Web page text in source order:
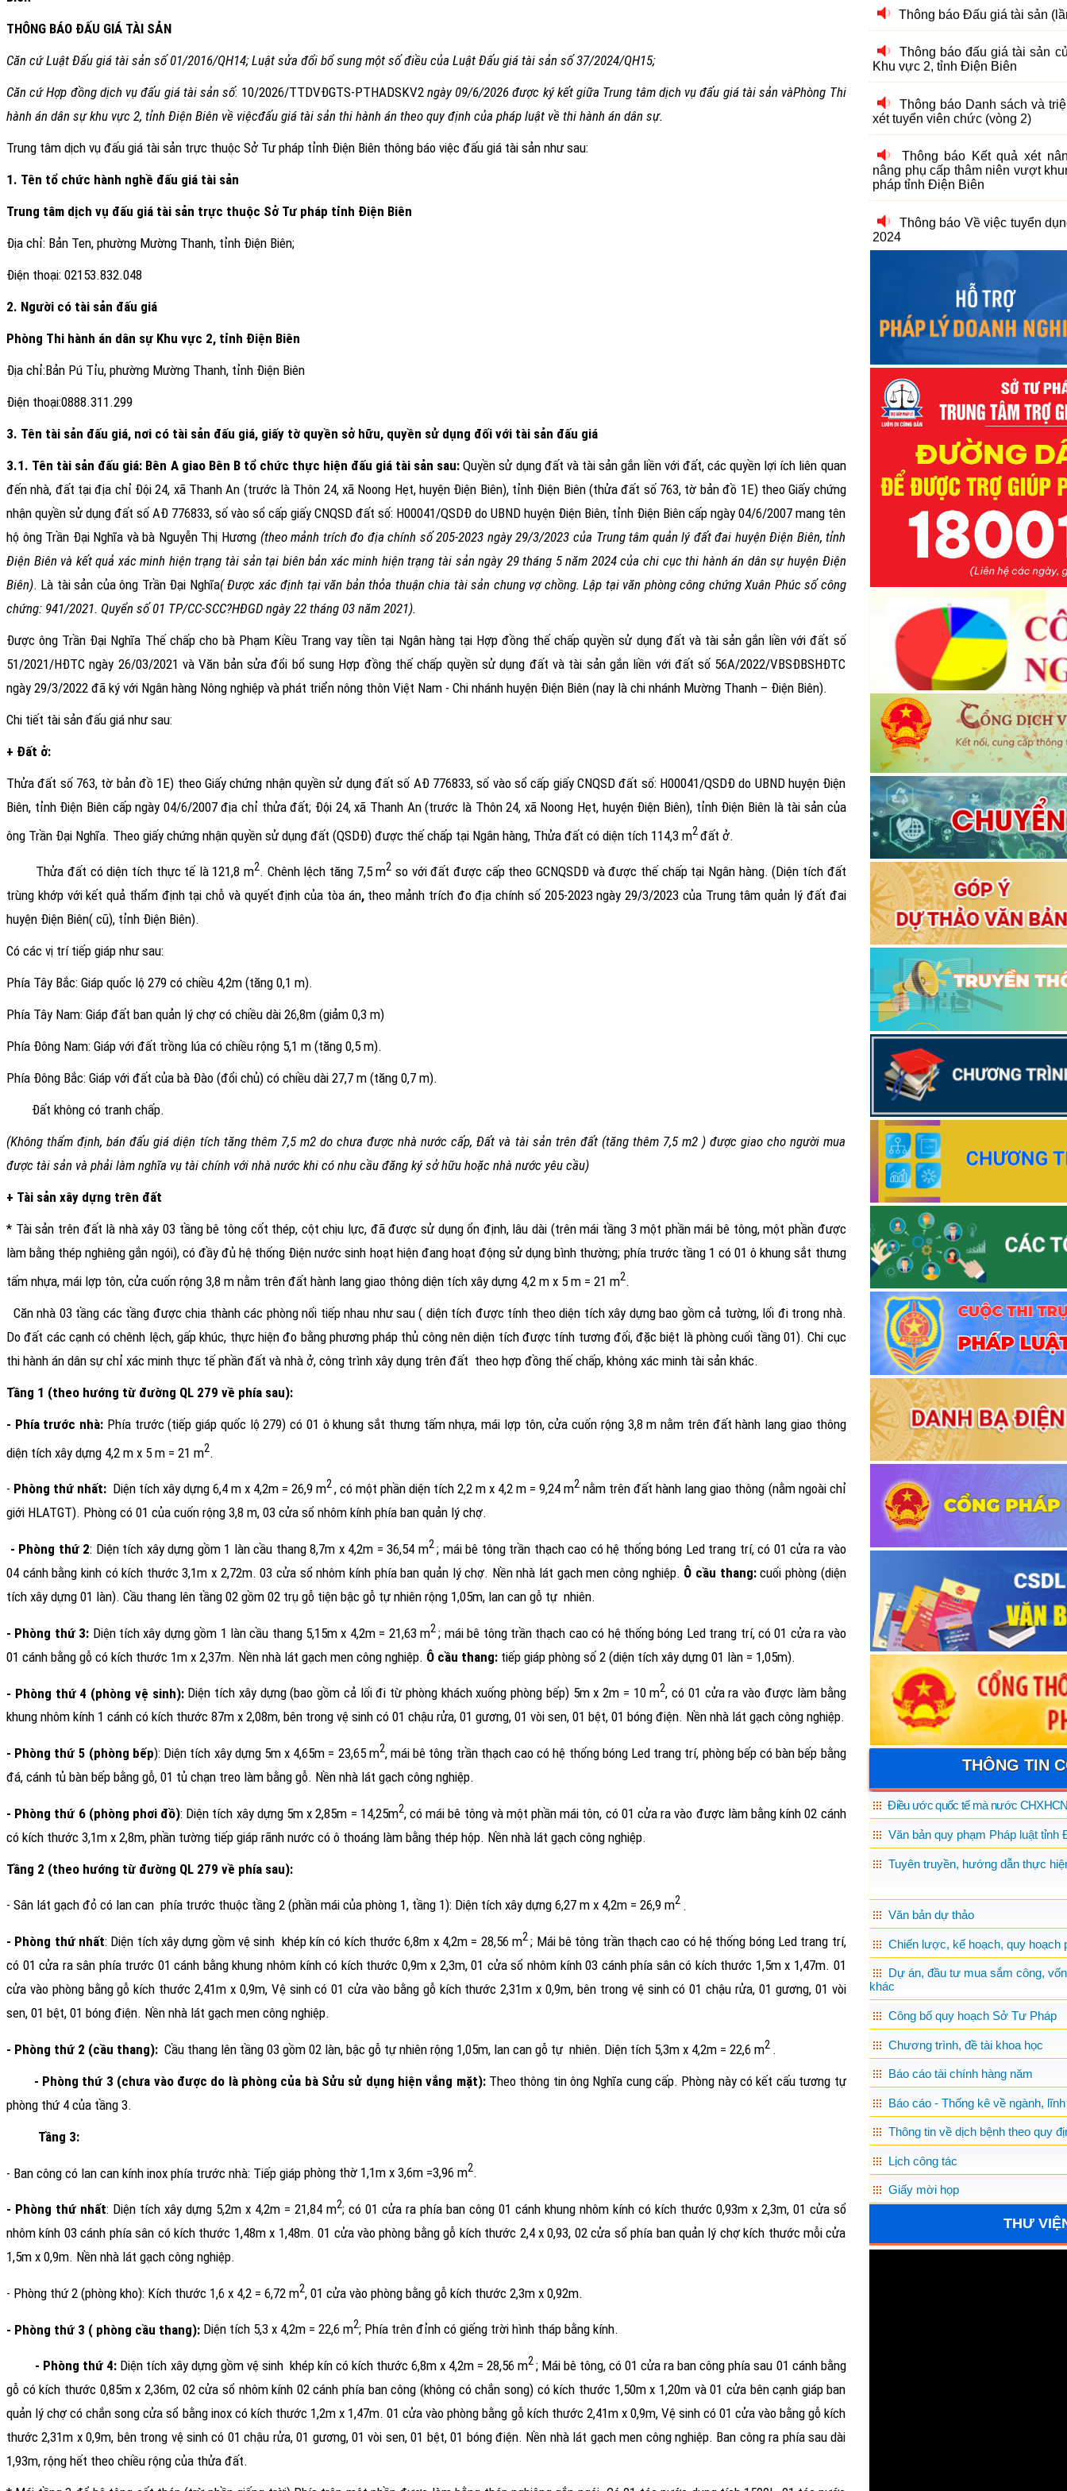
THÔNG BÁO ĐẤU GIÁ TÀI SẢN
Căn cứ Luật Đấu giá tài sản số 01/2016/QH14;Luật sửa đổi bổ sung một số điều của Luật Đấu giá tài sản số 37/2024/QH15;
Căn cứHợp đồng dịch vụ đấu giá tài sản số: 10/2026/TTDVĐGTS-PTHADSKV2ngày 09/6/2026được ký kết giữa Trung tâm dịch vụ đấu giá tài sản vàPhòng Thi
hành án dân sự khu vực 2, tỉnh Điện Biên về việcđấu giá tài sản thi hành án theo quy định của pháp luật về thi hành án dân sự.
Trung tâm dịch vụ đấu giá tài sản trực thuộc Sở Tư pháp tỉnh Điện Biên thông báo việc đấu giá tài sản như sau:
1. Tên tổ chức hành nghề đấu giá tài sản
Trung tâm dịch vụ đấu giá tài sản trực thuộc Sở Tư pháp tỉnh Điện Biên
Địa chỉ: Bản Ten, phường Mường Thanh, tỉnh Điện Biên;
Điện thoại: 02153.832.048
2. Người có tài sản đấu giá
Phòng Thi hành án dân sự Khu vực 2, tỉnh Điện Biên
Địa chỉ:Bản Pú Tỉu, phường Mường Thanh, tỉnh Điện Biên
Điện thoại:0888.311.299
3. Tên tài sản đấu giá, nơi có tài sản đấu giá, giấy tờ quyền sở hữu, quyền sử dụng đối với tài sản đấu giá
3.1. Tên tài sản đấu giá: Bên A giao Bên B tổ chức thực hiện đấu giá tài sản sau:Quyền sử dụng đất và tài sản gắn liền với đất, các quyền lợi ích liên quan
đến nhà, đất tại địa chỉ Đội 24, xã Thanh An (trước là Thôn 24, xã Noong Hẹt, huyện Điện Biên), tỉnh Điện Biên (thửa đất số 763, tờ bản đồ 1E) theo Giấy chứng
nhận quyền sử dụng đất số AÐ 776833, số vào sổ cấp giấy CNQSD đất số: H00041/QSDĐ do UBND huyện Điện Biên, tỉnh Điện Biên cấp ngày 04/6/2007 mang tên
hộ ông Trần Đại Nghĩa và bà Nguyễn Thị Hương (theo mảnh trích đo địa chính số 205-2023 ngày 29/3/2023 của Trung tâm quản lý đất đai huyện Điện Biên, tỉnh
Điện Biên và kết quả xác minh hiện trạng tài sản tại biên bản xác minh hiện trạng tài sản ngày 29 tháng 5 năm 2024 của chi cục thi hành án dân sự huyện Điện
Biên). Là tài sản của ông Trần Đại Nghĩa( Được xác định tại văn bản thỏa thuận chia tài sản chung vợ chồng. Lập tại văn phòng công chứng Xuân Phúc số công
chứng: 941/2021. Quyển số 01 TP/CC-SCC?HĐGD ngày 22 tháng 03 năm 2021).
Được ông Trần Đại Nghĩa Thế chấp cho bà Phạm Kiều Trang vay tiền tại Ngân hàng tại Hợp đồng thế chấp quyền sử dụng đất và tài sản gắn liền với đất số
51/2021/HĐTC ngày 26/03/2021 và Văn bản sửa đổi bổ sung Hợp đồng thế chấp quyền sử dụng đất và tài sản gắn liền với đất số 56A/2022/VBSĐBSHĐTC
ngày 29/3/2022 đã ký với Ngân hàng Nông nghiệp và phát triển nông thôn Việt Nam - Chi nhánh huyện Điện Biên (nay là chi nhánh Mường Thanh – Điện Biên).
Chi tiết tài sản đấu giá như sau:
+ Đất ở:
Thửa đất số 763, tờ bản đồ 1E) theo Giấy chứng nhận quyền sử dụng đất số AÐ 776833, số vào sổ cấp giấy CNQSD đất số: H00041/QSDĐ do UBND huyện Điện
Biên, tỉnh Điện Biên cấp ngày 04/6/2007 địa chỉ thửa đất; Đội 24, xã Thanh An(trước là Thôn 24, xã Noong Hẹt, huyện Điện Biên), tỉnh Điện Biênlà tài sản của
ông Trần Đại Nghĩa. Theo giấy chứng nhận quyền sử dụng đất (QSDĐ) được thế chấp tại Ngân hàng, Thửa đất có diện tích 114,3 m2 đất ở.
Thửa đất có diện tích thực tế là 121,8 m2. Chênh lệch tăng 7,5 m2 so với đất được cấp theo GCNQSDĐ và được thế chấp tại Ngân hàng. (Diện tích đất
trùng khớp với kết quả thẩm định tại chỗ và quyết định của tòa án, theo mảnh trích đo địa chính số 205-2023 ngày 29/3/2023 của Trung tâm quản lý đất đai
huyện Điện Biên( cũ), tỉnh Điện Biên).
Có các vị trí tiếp giáp như sau:
Phía Tây Bắc: Giáp quốc lộ 279 có chiều 4,2m (tăng 0,1 m).
Phía Tây Nam: Giáp đất ban quản lý chợ có chiều dài 26,8m (giảm 0,3 m)
Phía Đông Nam: Giáp với đất trồng lúa có chiều rộng 5,1 m (tăng 0,5 m).
Phía Đông Bắc: Giáp với đất của bà Đào (đổi chủ) có chiều dài 27,7 m (tăng 0,7 m).
Đất không có tranh chấp.
(Không thẩm định, bán đấu giá diện tích tăng thêm 7,5 m2 do chưa được nhà nước cấp, Đất và tài sản trên đất (tăng thêm 7,5 m2 ) được giao cho người mua
được tài sản và phải làm nghĩa vụ tài chính với nhà nước khi có nhu cầu đăng ký sở hữu hoặc nhà nước yêu cầu)
+ Tài sản xây dựng trên đất
* Tài sản trên đất là nhà xây 03 tầng bê tông cốt thép, cột chịu lực, đã được sử dụng ổn định, lâu dài (trên mái tầng 3 một phần mái bê tông, một phần được
làm bằng thép nghiêng gắn ngói), có đầy đủ hệ thống Điện nước sinh hoạt hiện đang hoạt động sử dụng bình thường; phía trước tầng 1 có 01 ô khung sắt thưng
tấm nhựa, mái lợp tôn, cửa cuốn rộng 3,8 m nằm trên đất hành lang giao thông diện tích xây dựng 4,2 m x 5 m = 21 m2.
Căn nhà 03 tầng các tầng được chia thành các phòng nối tiếp nhau như sau ( diện tích được tính theo diện tích xây dựng bao gồm cả tường, lối đi trong nhà.
Do đất các cạnh có chênh lệch, gấp khúc, thực hiện đo bằng phương pháp thủ công nên diện tích được tính tương đối, đặc biệt là phòng cuối tầng 01). Chi cục
thi hành án dân sự chỉ xác minh thực tế phần đất và nhà ở, công trình xây dụng trên đất theo hợp đồng thế chấp, không xác minh tài sản khác.
Tầng 1 (theo hướng từ đường QL 279 về phía sau):
- Phía trước nhà: Phía trước (tiếp giáp quốc lộ 279) có 01 ô khung sắt thưng tấm nhựa, mái lợp tôn, cửa cuốn rộng 3,8 m nằm trên đất hành lang giao thông
diện tích xây dựng 4,2 m x 5 m = 21 m2.
- Phòng thứ nhất: Diện tích xây dựng 6,4 m x 4,2m = 26,9 m2 , có một phần diện tích 2,2 m x 4,2 m = 9,24 m2 nằm trên đất hành lang giao thông (nằm ngoài chỉ
giới HLATGT). Phòng có 01 của cuốn rộng 3,8 m, 03 cửa sổ nhôm kính phía ban quản lý chợ.
- Phòng thứ 2: Diện tích xây dựng gồm 1 làn cầu thang 8,7m x 4,2m = 36,54 m2; mái bê tông trần thạch cao có hệ thống bóng Led trang trí, có 01 cửa ra vào
04 cánh bằng kinh có kích thước 3,1m x 2,72m. 03 cửa sổ nhôm kính phía ban quản lý chợ. Nền nhà lát gạch men công nghiệp. Ô cầu thang:cuối phòng (diện
tích xây dựng 01 làn). Cầu thang lên tầng 02 gồm 02 trụ gỗ tiện bậc gỗ tự nhiên rộng 1,05m, lan can gỗ tự nhiên.
- Phòng thứ 3: Diện tích xây dựng gồm 1 làn cầu thang 5,15m x 4,2m = 21,63 m2; mái bê tông trần thạch cao có hệ thống bóng Led trang trí, có 01 cửa ra vào
01 cánh bằng gỗ có kích thước 1m x 2,37m. Nền nhà lát gạch men công nghiệp. Ô cầu thang: tiếp giáp phòng số 2 (diện tích xây dựng 01 làn = 1,05m).
- Phòng thứ 4 (phòng vệ sinh):Diện tích xây dựng (bao gồm cả lối đi từ phòng khách xuống phòng bếp) 5m x 2m = 10 m2, có 01 cửa ra vào được làm bằng
khung nhôm kính 1 cánh có kích thước 87m x 2,08m, bên trong vệ sinh có 01 chậu rửa, 01 gương, 01 vòi sen, 01 bệt, 01 bóng điện. Nền nhà lát gạch công nghiệp.
- Phòng thứ 5 (phòng bếp): Diện tích xây dựng 5m x 4,65m = 23,65 m2, mái bê tông trần thạch cao có hệ thống bóng Led trang trí, phòng bếp có bàn bếp bằng
đá, cánh tủ bàn bếp bằng gỗ, 01 tủ chạn treo làm bằng gỗ. Nền nhà lát gạch công nghiệp.
- Phòng thứ 6 (phòng phơi đồ): Diện tích xây dựng 5m x 2,85m = 14,25m2, có mái bê tông và một phần mái tôn, có 01 cửa ra vào được làm bằng kính 02 cánh
có kích thước 3,1m x 2,8m, phần tường tiếp giáp rãnh nước có ô thoáng làm bằng thép hộp. Nền nhà lát gạch công nghiệp.
Tầng 2 (theo hướng từ đường QL 279 về phía sau):
- Sân lát gạch đỏ có lan can phía trước thuộc tầng 2 (phần mái của phòng 1, tầng 1): Diện tích xây dựng 6,27 m x 4,2m = 26,9 m2 .
- Phòng thứ nhất: Diện tích xây dựng gồm vệ sinh khép kín có kích thước 6,8m x 4,2m = 28,56 m2; Mái bê tông trần thạch cao có hệ thống bóng Led trang trí,
có 01 cửa ra sân phía trước 01 cánh bằng khung nhôm kính có kích thước 0,9m x 2,3m, 01 cửa sổ nhôm kính 03 cánh phía sân có kích thước 1,5m x 1,47m. 01
cửa vào phòng bằng gỗ kích thước 2,41m x 0,9m, Vệ sinh có 01 cửa vào bằng gỗ kích thước 2,31m x 0,9m, bên trong vệ sinh có 01 chậu rửa, 01 gương, 01 vòi
sen, 01 bệt, 01 bóng điện. Nền nhà lát gạch men công nghiệp.
- Phòng thứ 2 (cầu thang): Cầu thang lên tầng 03 gồm 02 làn, bậc gỗ tự nhiên rộng 1,05m, lan can gỗ tự nhiên. Diện tích 5,3m x 4,2m = 22,6 m2 .
- Phòng thứ 3 (chưa vào được do là phòng của bà Sửu sử dụng hiện vắng mặt):Theo thông tin ông Nghĩa cung cấp. Phòng này có kết cấu tương tự
phòng thứ 4 của tầng 3.
Tầng 3:
- Ban công có lan can kính inox phía trước nhà: Tiếp giáp phòng thờ 1,1m x 3,6m =3,96 m2.
- Phòng thứ nhất: Diện tích xây dựng 5,2m x 4,2m = 21,84 m2; có 01 cửa ra phía ban công 01 cánh khung nhôm kính có kích thước 0,93m x 2,3m, 01 cửa sổ
nhôm kính 03 cánh phía sân có kích thước 1,48m x 1,48m. 01 cửa vào phòng bằng gỗ kích thước 2,4 x 0,93, 02 cửa sổ phía ban quản lý chợ kích thước mỗi cửa
1,5m x 0,9m. Nền nhà lát gạch công nghiệp.
- Phòng thứ 2 (phòng kho): Kích thước 1,6 x 4,2 = 6,72 m2, 01 cửa vào phòng bằng gỗ kích thước 2,3m x 0,92m.
- Phòng thứ 3 ( phòng cầu thang): Diện tích 5,3 x 4,2m = 22,6 m2; Phía trên đỉnh có giếng trời hình tháp bằng kính.
- Phòng thứ 4: Diện tích xây dựng gồm vệ sinh khép kín có kích thước 6,8m x 4,2m = 28,56 m2; Mái bê tông, có 01 cửa ra ban công phía sau 01 cánh bằng
gỗ có kích thước 0,85m x 2,36m, 02 cửa sổ nhôm kính 02 cánh phía ban công (không có chắn song) có kích thước 1,50m x 1,20m và 01 cửa bên cạnh giáp ban
quản lý chợ có chắn song cửa sổ bằng inox có kích thước 1,2m x 1,47m. 01 cửa vào phòng bằng gỗ kích thước 2,41m x 0,9m, Vệ sinh có 01 cửa vào bằng gỗ kích
thước 2,31m x 0,9m, bên trong vệ sinh có 01 chậu rửa, 01 gương, 01 vòi sen, 01 bệt, 01 bóng điện. Nền nhà lát gạch men công nghiệp. Ban công ra phía sau dài
1,93m, rộng hết theo chiều rộng của thửa đất.
Khu vực 2, tỉnh Điện Biên
Thông báo Danh sách và
xét tuyển viên chức (vòng 2)
Thông báo Kết quả xét
nâng phụ cấp thâm niên vượt
pháp tỉnh Điện Biên
Thông báo Về việc tuyển
2024
Thông báo Kết quả xét
nâng phụ cấp thâm niên nghề
tỉnh Điện Biên
Thông báo Danh sách và
xét tuyển viên chức (Vòng 2)
Thông báo Về việc tuyển
Thông báo Kết quả xét
khung, nâng bậc lương
trước thời hạn năm 2023 của
pháp tỉnh Điện Biên
Thông báo Lịch tiếp công
Thông báo Lịch tiếp công
Thông báo Lịch tiếp công
Thông báo Kết quả Cuộc thi
quyết của Đảng; pháp luật về
hóa trên môi trường số của
Điện Biên năm 2026”
THÔNG TIN
Điều ước quốc tế mà nước
Văn bản quy phạm Pháp luật tỉnh
Tuyên truyền, hướng dẫn thực
Văn bản dự thảo
Chiến lược, kế hoạch, quy hoạch
Dự án, đầu tư mua sắm công,
khác
Công bố quy hoạch Sở Tư Pháp
Chương trình, đề tài khoa học
Báo cáo tài chính hàng năm
Báo cáo - Thống kê về ngành,
Thông tin về dịch bệnh theo quy
Lịch công tác
Giấy mời họp
THƯ